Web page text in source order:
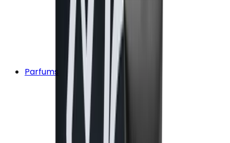
Parfums